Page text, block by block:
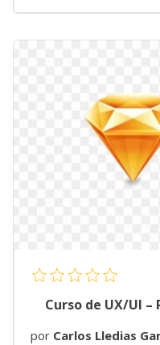
Curso de UX/UI
por Carlos Lledias